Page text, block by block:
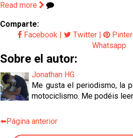
Read more
Comparte:
Facebook
Twitter
Whatsapp
Sobre el autor:
Jonathan HG
Me gusta el periodismo, la
motociclismo. Me podéis
⬅️Página anterior